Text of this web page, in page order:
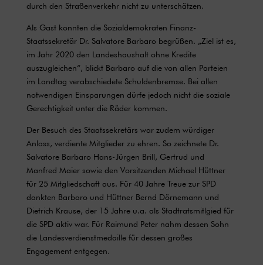
durch den Straßenverkehr nicht zu unterschätzen.
Als Gast konnten die Sozialdemokraten Finanz-
Staatssekretär Dr. Salvatore Barbaro begrüßen. „Ziel ist es,
im Jahr 2020 den Landeshaushalt ohne Kredite
auszugleichen“, blickt Barbaro auf die von allen Parteien
im Landtag verabschiedete Schuldenbremse. Bei allen
notwendigen Einsparungen dürfe jedoch nicht die soziale
Gerechtigkeit unter die Räder kommen.
Der Besuch des Staatssekretärs war zudem würdiger
Anlass, verdiente Mitglieder zu ehren. So zeichnete Dr.
Salvatore Barbaro Hans-Jürgen Brill, Gertrud und
Manfred Maier sowie den Vorsitzenden Michael Hüttner
für 25 Mitgliedschaft aus. Für 40 Jahre Treue zur SPD
dankten Barbaro und Hüttner Bernd Dörnemann und
Dietrich Krause, der 15 Jahre u.a. als Stadtratsmitlgied für
die SPD aktiv war. Für Raimund Peter nahm dessen Sohn
die Landesverdienstmedaille für dessen großes
Engagement entgegen.